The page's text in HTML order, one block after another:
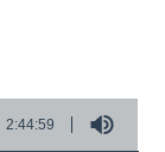
2:44:59